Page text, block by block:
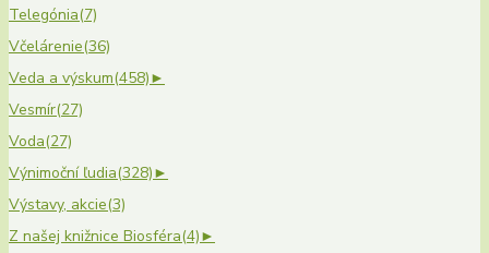
Telegónia(7)
Včelárenie(36)
Veda a výskum(458)►
Vesmír(27)
Voda(27)
Výnimoční ľudia(328)►
Výstavy, akcie(3)
Z našej knižnice Biosféra(4)►